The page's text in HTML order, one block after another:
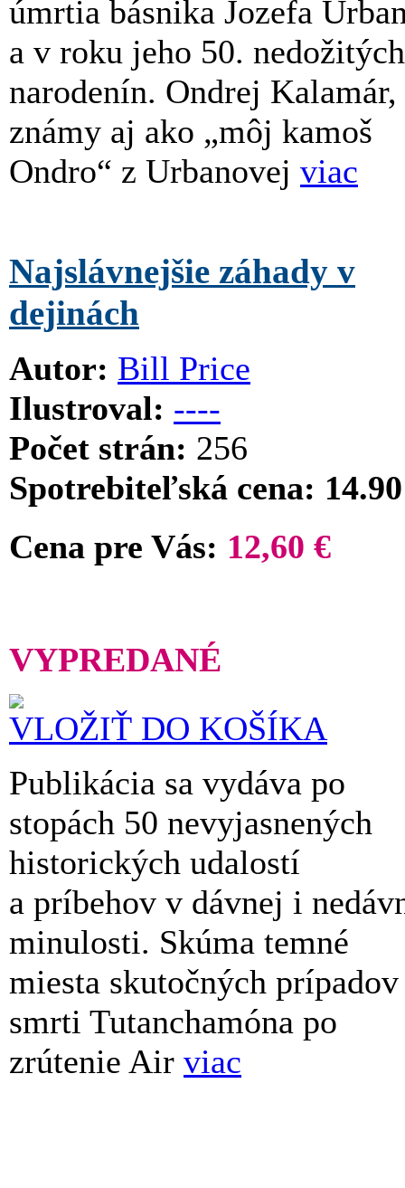
úmrtia básnika Jozefa
a v roku jeho 50. nedožitých
narodenín. Ondrej Kalamár,
známy aj ako „môj kamoš
Ondro“ z Urbanovej viac
Najslávnejšie záhady v
dejinách
Autor: Bill Price
Ilustroval: ----
Počet strán: 256
Spotrebiteľská cena:
Cena pre Vás: 12,60 €
VYPREDANÉ
VLOŽIŤ DO KOŠÍKA
Publikácia sa vydáva po
stopách 50 nevyjasnených
historických udalostí
a príbehov v dávnej i
minulosti. Skúma temné
miesta skutočných
smrti Tutanchamóna po
zrútenie Air viac